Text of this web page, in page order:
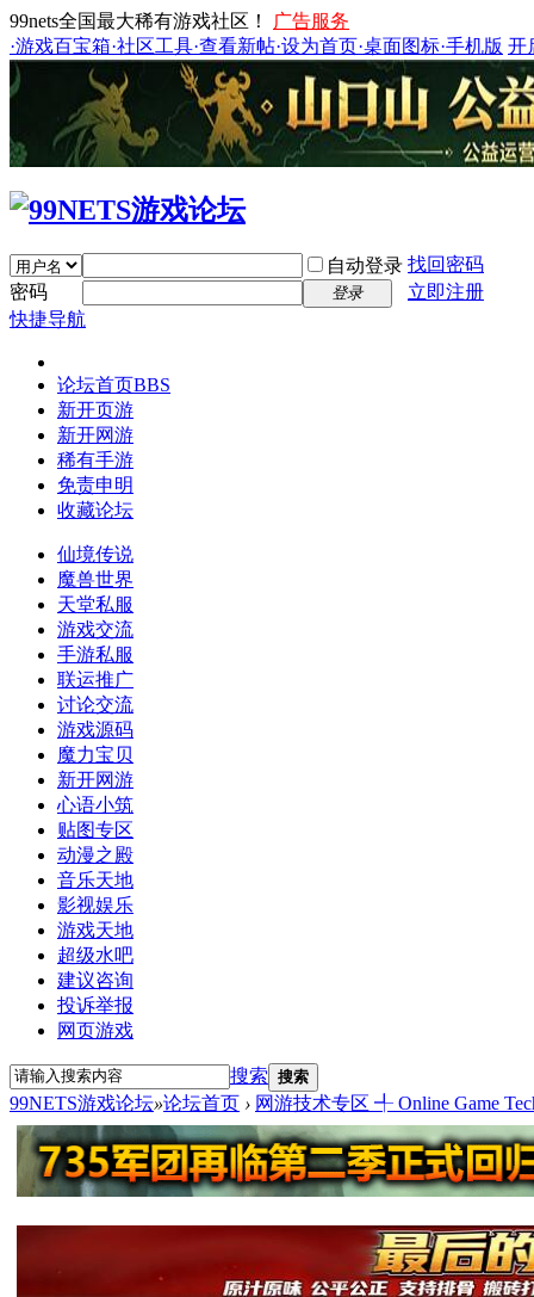
99nets全国最大稀有游戏社区！
广告服务
·游戏百宝箱·社区工具·查看新帖·设为首页·桌面图标·手机版 开
自动登录 找回密码
密码
登录
立即注册
快捷导航
论坛首页BBS
新开页游
新开网游
稀有手游
免责申明
收藏论坛
仙境传说
魔兽世界
天堂私服
游戏交流
手游私服
联运推广
讨论交流
游戏源码
魔力宝贝
新开网游
心语小筑
贴图专区
动漫之殿
音乐天地
影视娱乐
游戏天地
超级水吧
建议咨询
投诉举报
网页游戏
搜索 搜索
99NETS游戏论坛»论坛首页 › 网游技术专区 ╃ Online Game